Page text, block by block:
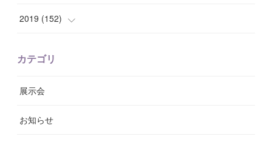
9
(14
( 11)
(14
( 6)
(12
(8)
(9
(13)
(3
(7)
2019 (152)
カテゴリ
展示会
お知らせ